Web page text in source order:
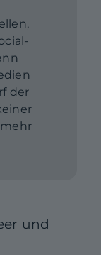
der
und